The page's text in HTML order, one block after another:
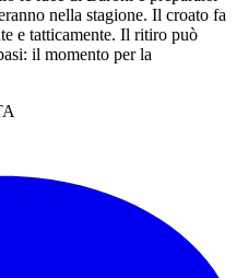
nella stagione. Il croato fa
e tatticamente. Il ritiro può
il momento per la